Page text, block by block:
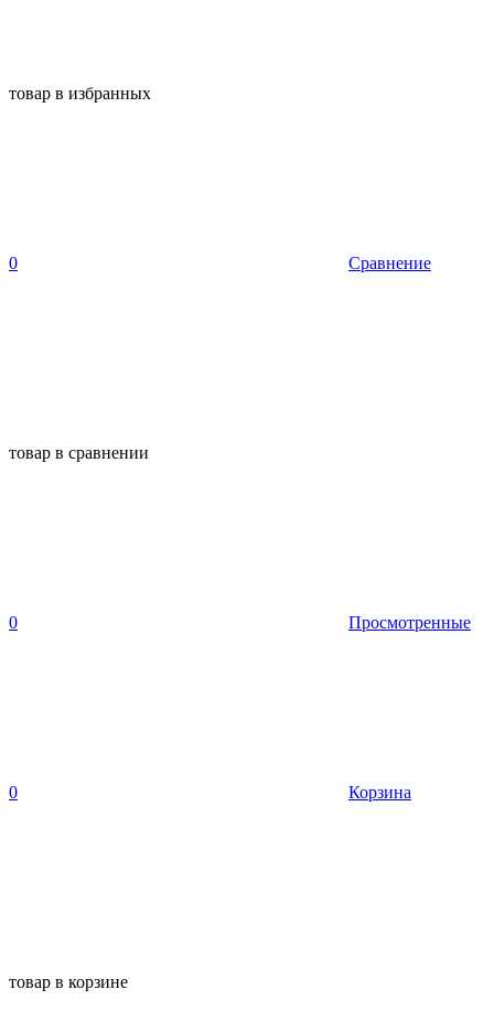
товар в избранных
0 Сравнение
товар в сравнении
0 Просмотренные
0 Корзина
товар в корзине